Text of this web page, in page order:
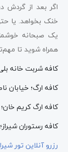
اگر بعد از گردش
خنک بخواهد. یا
یک صبحانه
همراه شوید تا
کافه شربت خانه
کافه ارگ؛ خیابان
کافه ارگ کریم
کافه رستوران
رزرو آنلاین تور